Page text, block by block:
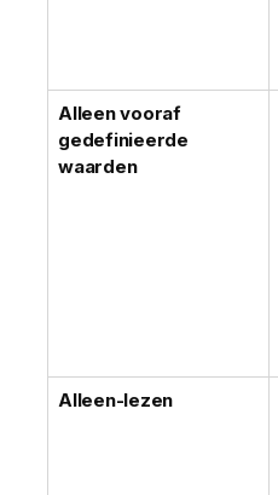
Alleen vooraf
gedefinieerde
waarden
Alleen-lezen